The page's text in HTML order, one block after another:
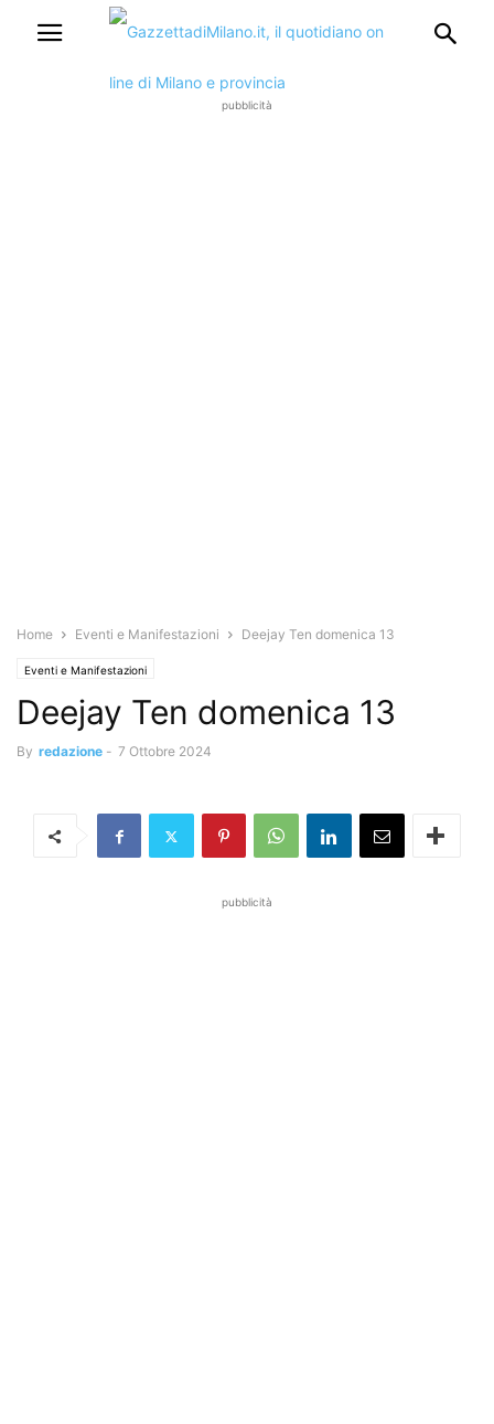
pubblicità
Home Eventi e Manifestazioni Deejay Ten domenica 13
Eventi e Manifestazioni
Deejay Ten domenica 13
By redazione - 7 Ottobre 2024
pubblicità